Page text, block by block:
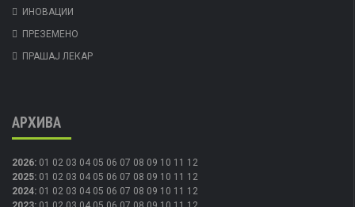
ИНОВАЦИИ
ПРЕЗЕМЕНО
ПРАШАЈ ЛЕКАР
АРХИВА
2026: 01 02 03 04 05 06 07 08 09 10 11 12
2025: 01 02 03 04 05 06 07 08 09 10 11 12
2024: 01 02 03 04 05 06 07 08 09 10 11 12